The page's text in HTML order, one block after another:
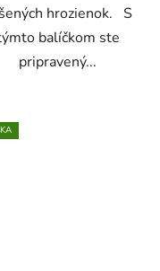
hrozienok. S
balíčkom ste
pripravený...